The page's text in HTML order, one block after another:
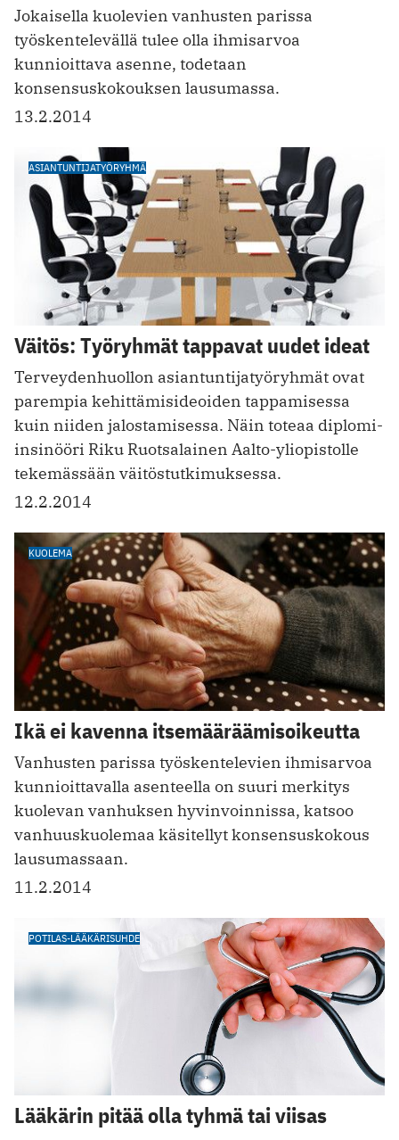
Jokaisella kuolevien vanhusten parissa
työskentelevällä tulee olla ihmisarvoa
kunnioittava asenne, todetaan
konsensuskokouksen lausumassa.
13.2.2014
ASIANTUNTIJATYÖRYHMÄ
Väitös: Työryhmät tappavat uudet ideat
Terveydenhuollon asiantuntijatyöryhmät ovat
parempia kehittämisideoiden tappamisessa
kuin niiden jalostamisessa. Näin toteaa diplomi-
insinööri Riku Ruotsalainen Aalto-yliopistolle
tekemässään väitöstutkimuksessa.
12.2.2014
KUOLEMA
Ikä ei kavenna itsemääräämisoikeutta
Vanhusten parissa työskentelevien ihmisarvoa
kunnioittavalla asenteella on suuri merkitys
kuolevan vanhuksen hyvinvoinnissa, katsoo
vanhuuskuolemaa käsitellyt konsensuskokous
lausumassaan.
11.2.2014
POTILAS-LÄÄKÄRISUHDE
Lääkärin pitää olla tyhmä tai viisas